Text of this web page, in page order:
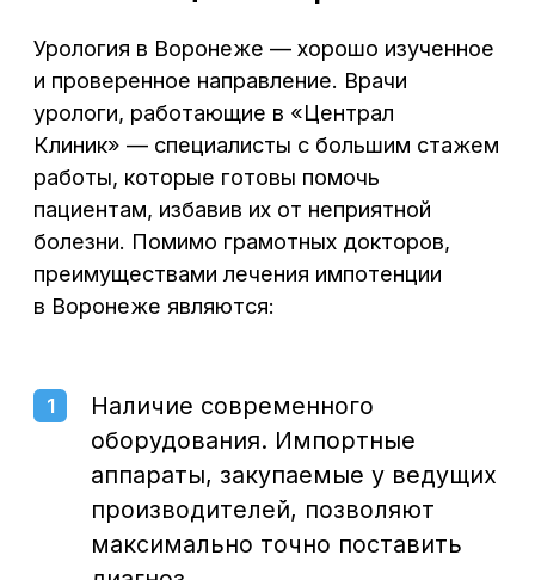
кондилом и ряд других медицинских услуг.
докторам при первых симптомах появления
импотенции — это высокий шанс устранить
недуг без операции, поднять самооценку
проблем со здоровьем.
Записаться на прием
к урологу в Воронеже можно
В центре города,
без выходных